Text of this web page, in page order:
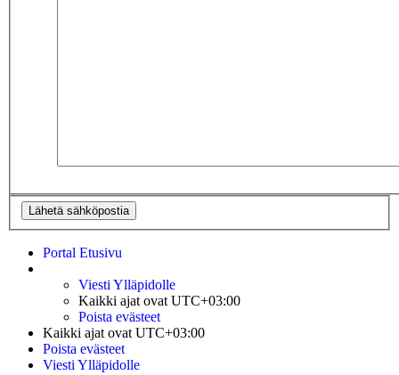
Portal Etusivu
Viesti Ylläpidolle
Kaikki ajat ovatUTC+03:00
Poista evästeet
Kaikki ajat ovatUTC+03:00
Poista evästeet
Viesti Ylläpidolle